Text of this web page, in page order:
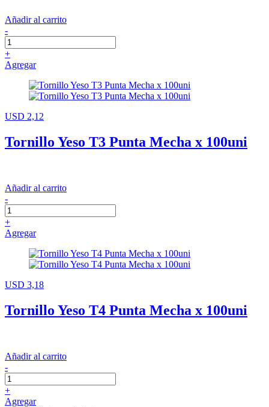
Añadir al carrito
-
+
Agregar
USD 2,12
Tornillo Yeso T3 Punta Mecha x 100uni
Añadir al carrito
-
+
Agregar
USD 3,18
Tornillo Yeso T4 Punta Mecha x 100uni
Añadir al carrito
-
+
Agregar